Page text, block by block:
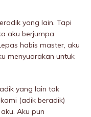
yang lain. Tapi
aku berjumpa
habis master, aku
menyuarakan untuk
yang lain tak
(adik beradik)
Aku pun